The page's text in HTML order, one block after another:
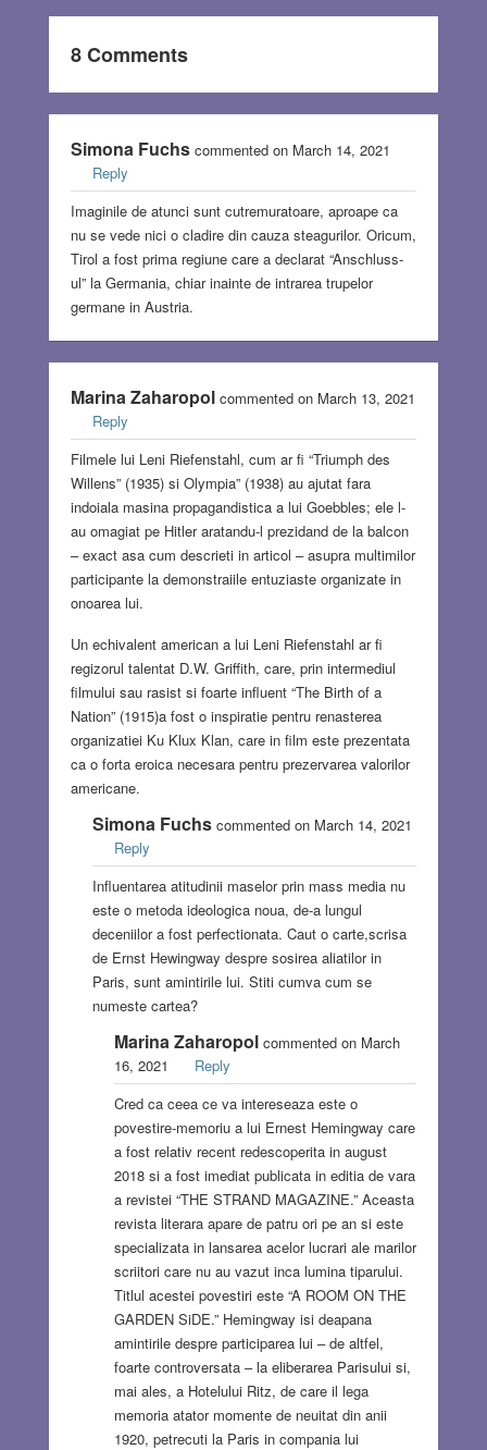
8 Comments
Simona Fuchscommented on March 14, 2021
Reply
Imaginile de atunci sunt cutremuratoare, aproape ca
nu se vede nici o cladire din cauza steagurilor. Oricum,
Tirol a fost prima regiune care a declarat “Anschluss-
ul” la Germania, chiar inainte de intrarea trupelor
germane in Austria.
Marina Zaharopolcommented on March 13, 2021
Reply
Filmele lui Leni Riefenstahl, cum ar fi “Triumph des
Willens” (1935) si Olympia” (1938) au ajutat fara
indoiala masina propagandistica a lui Goebbles; ele l-
au omagiat pe Hitler aratandu-l prezidand de la balcon
– exact asa cum descrieti in articol – asupra multimilor
participante la demonstraiile entuziaste organizate in
onoarea lui.
Un echivalent american a lui Leni Riefenstahl ar fi
regizorul talentat D.W. Griffith, care, prin intermediul
filmului sau rasist si foarte influent “The Birth of a
Nation” (1915)a fost o inspiratie pentru renasterea
organizatiei Ku Klux Klan, care in film este prezentata
ca o forta eroica necesara pentru prezervarea valorilor
americane.
Simona Fuchscommented on March 14, 2021
Reply
Influentarea atitudinii maselor prin mass media nu
este o metoda ideologica noua, de-a lungul
deceniilor a fost perfectionata. Caut o carte,scrisa
de Ernst Hewingway despre sosirea aliatilor in
Paris, sunt amintirile lui. Stiti cumva cum se
numeste cartea?
Marina Zaharopolcommented on March
16, 2021
Reply
Cred ca ceea ce va intereseaza este o
povestire-memoriu a lui Ernest Hemingway care
a fost relativ recent redescoperita in august
2018 si a fost imediat publicata in editia de vara
a revistei “THE STRAND MAGAZINE.” Aceasta
revista literara apare de patru ori pe an si este
specializata in lansarea acelor lucrari ale marilor
scriitori care nu au vazut inca lumina tiparului.
Titlul acestei povestiri este “A ROOM ON THE
GARDEN SiDE.” Hemingway isi deapana
amintirile despre participarea lui – de altfel,
foarte controversata – la eliberarea Parisului si,
mai ales, a Hotelului Ritz, de care il lega
memoria atator momente de neuitat din anii
1920, petrecuti la Paris in compania lui